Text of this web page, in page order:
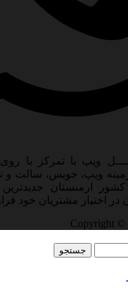
ویپ با تمرکز با روی
ویپ، جویس، سالت و
کشور ارمنستان
در اختیار مشتریان خود
Copyright ©
جستجو